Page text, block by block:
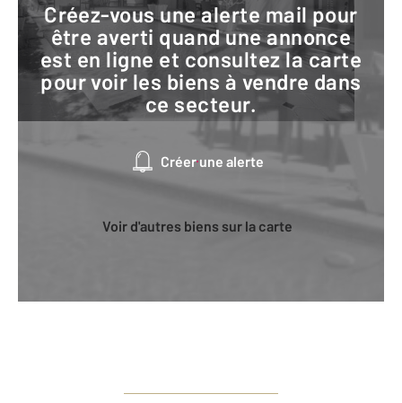
Créez-vous une alerte mail pour
être averti quand une annonce
est en ligne et consultez la carte
pour voir les biens à vendre dans
ce secteur.
Créer une alerte
Voir d'autres biens sur la carte